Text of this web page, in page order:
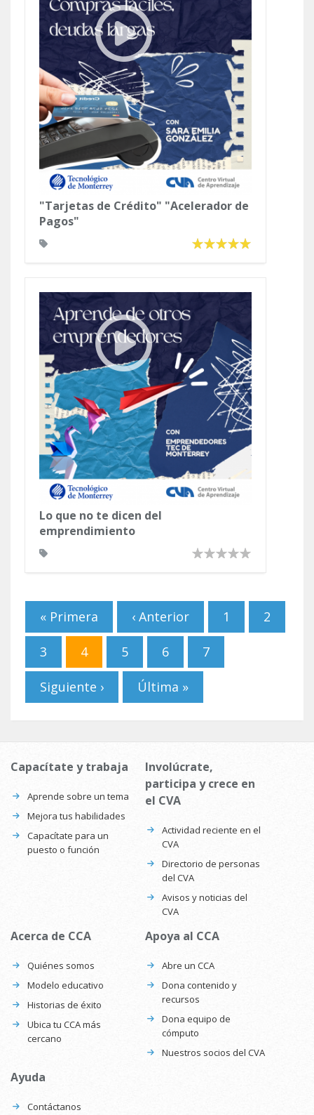
"Tarjetas de Crédito" "Acelerador de
Pagos"
Lo que no te dicen del
emprendimiento
Páginas
« Primera ‹ Anterior 1 2
3 4 5 6 7
Siguiente › Última »
Capacítate y trabaja
Aprende sobre un tema
Mejora tus habilidades
Capacítate para un
puesto o función
Involúcrate,
participa y crece en
el CVA
Actividad reciente en el
CVA
Directorio de personas
del CVA
Avisos y noticias del
CVA
Acerca de CCA
Quiénes somos
Modelo educativo
Historias de éxito
Ubica tu CCA más
cercano
Apoya al CCA
Abre un CCA
Dona contenido y
recursos
Dona equipo de
cómputo
Nuestros socios del CVA
Ayuda
Contáctanos